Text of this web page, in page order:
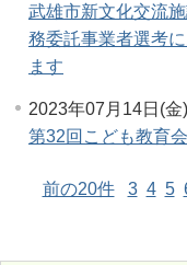
武雄市新文化交流
務委託事業者選考
ます
2023年07月14日(金)
第32回こども教育
前の20件 3 4 5